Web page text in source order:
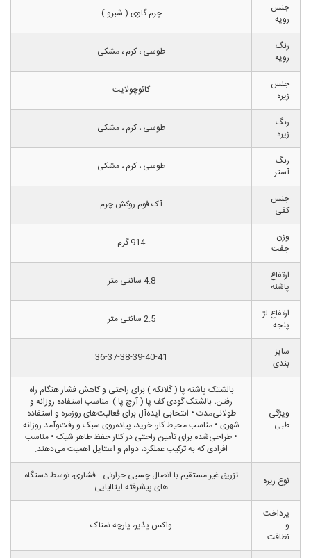
جنس
رویه
چرم گاوی ( شبرو )
رنگ
رویه
طوسی ، کرم ، مشکی
جنس
زیره
کائوچولایت
رنگ
زیره
طوسی ، کرم ، مشکی
رنگ
آستر
طوسی ، کرم ، مشکی
جنس
کفی
آک فوم روکش چرم
وزن
جفت
914 گرم
ارتفاع
پاشنه
4.8 سانتی متر
ارتفاع لژ
پنجه
2.5 سانتی متر
سایز
بندی
36-37-38-39-40-41
ویژگی
طبی
بالشتک پاشنه پا ( کَلانکه ) برای راحتی و کاهش فشار هنگام راه
رفتن، بالشتک گودی کف پا ( آرچ پا ). مناسب استفاده روزانه و
طولانی‌مدت • انتخابی ایده‌آل برای فعالیت‌های روزمره و استفاده
شهری • مناسب محیط کار، خرید، پیاده‌روی سبک و رفت‌وآمد روزانه
• طراحی‌شده برای تأمین راحتی در کنار حفظ ظاهر شیک • مناسب
افرادی که به ترکیب عملکرد، دوام و استایل اهمیت می‌دهند.
نوع زیره
تزریق غیر مستقیم با اتصال چسبی حرارتی - فشاری، توسط دستگاه
های پیشرفته ایتالیایی
پرداخت
و
نظافت
واکس پذیر، پارچه نمناک